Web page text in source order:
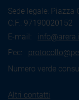
Sede legale:
C.F.: 97190020152
E-mail:
Pec:
Numero verde
Altri contatti